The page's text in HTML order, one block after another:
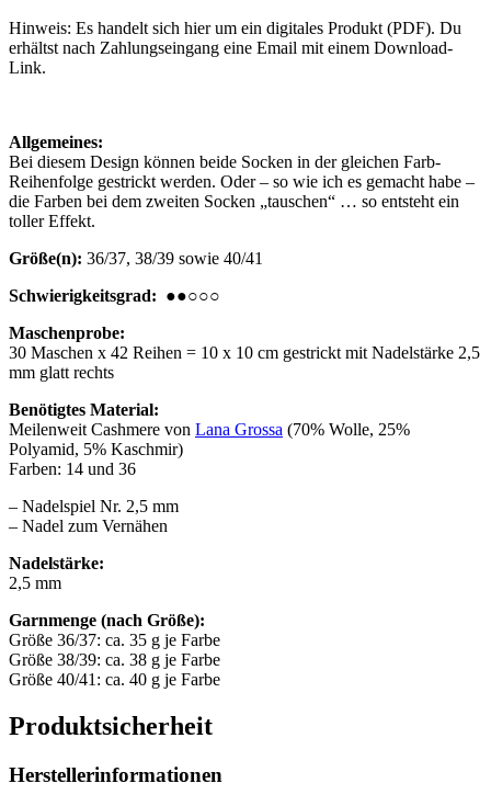
Hinweis: Es handelt sich hier um ein digitales Produkt (PDF). Du
erhältst nach Zahlungseingang eine Email mit einem Download-
Link.
Allgemeines:
Bei diesem Design können beide Socken in der gleichen Farb-
Reihenfolge gestrickt werden. Oder – so wie ich es gemacht habe –
die Farben bei dem zweiten Socken „tauschen“ … so entsteht ein
toller Effekt.
Größe(n): 36/37, 38/39 sowie 40/41
Schwierigkeitsgrad: ●●○○○
Maschenprobe:
30 Maschen x 42 Reihen = 10 x 10 cm gestrickt mit Nadelstärke 2,5
mm glatt rechts
Benötigtes Material:
Meilenweit Cashmere von Lana Grossa (70% Wolle, 25%
Polyamid, 5% Kaschmir)
Farben: 14 und 36
– Nadelspiel Nr. 2,5 mm
– Nadel zum Vernähen
Nadelstärke:
2,5 mm
Garnmenge (nach Größe):
Größe 36/37: ca. 35 g je Farbe
Größe 38/39: ca. 38 g je Farbe
Größe 40/41: ca. 40 g je Farbe
Produktsicherheit
Herstellerinformationen